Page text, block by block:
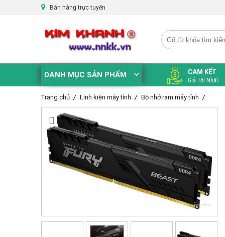
Bán hàng trực tuyến
DANH MỤC SẢN PHẨM CAM KẾT
Giá Tốt Nhất
Trang chủ Linh kiện máy tính Bộ nhớ ram máy tính